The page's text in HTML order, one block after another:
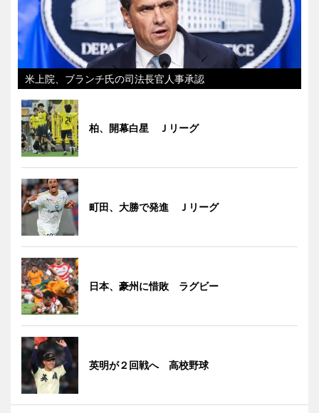
米上院、ブランチ氏の司法長官人事承認
柏、開幕白星 Ｊリーグ
町田、大勝で発進 Ｊリーグ
日本、豪州に惜敗 ラグビー
英明が２回戦へ 高校野球